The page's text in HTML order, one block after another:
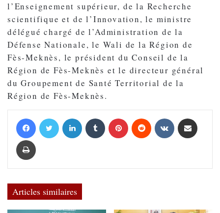
l’Enseignement supérieur, de la Recherche
scientifique et de l’Innovation, le ministre
délégué chargé de l’Administration de la
Défense Nationale, le Wali de la Région de
Fès-Meknès, le président du Conseil de la
Région de Fès-Meknès et le directeur général
du Groupement de Santé Territorial de la
Région de Fès-Meknès.
Articles similaires